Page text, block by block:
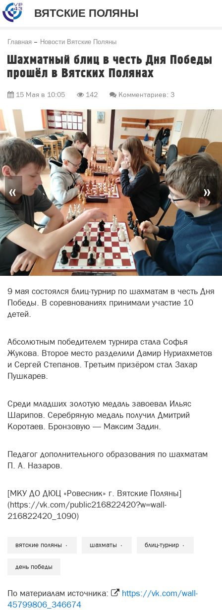
ВЯТСКИЕ ПОЛЯНЫ
Главная Новости Вятские Поляны
Шахматный блиц в честь Дня Победы
прошёл в Вятских Полянах
15 Мая в 10:05 142 Комментариев: 3
« »
9 мая состоялся блиц-турнир по шахматам в честь Дня
Победы. В соревнованиях принимали участие 10
детей.
Абсолютным победителем турнира стала Софья
Жукова. Второе место разделили Дамир Нуриахметов
и Сергей Степанов. Третьим призёром стал Захар
Пушкарев.
Среди младших золотую медаль завоевал Ильяс
Шарипов. Серебряную медаль получил Дмитрий
Коротаев. Бронзовую — Максим Задин.
Педагог дополнительного образования по шахматам
П. А. Назаров.
[МКУ ДО ДЮЦ «Ровесник» г. Вятские Поляны]
(https://vk.com/public216822420?w=wall-
216822420_1090)
вятские поляны шахматы блиц-турнир
день победы
По материалам источника:
https://vk.com/wall-
45799806_346674